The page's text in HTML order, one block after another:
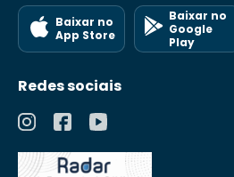
Baixar no
App Store
Baixar no
Google
Play
Redes sociais